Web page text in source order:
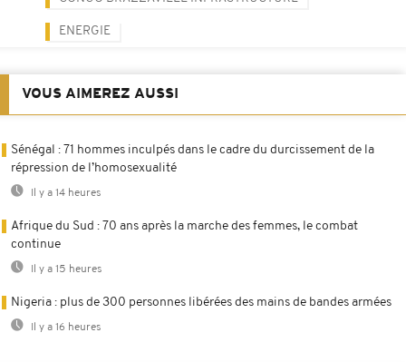
ENERGIE
VOUS AIMEREZ AUSSI
Sénégal : 71 hommes inculpés dans le cadre du durcissement de la
répression de l’homosexualité
Il y a 14 heures
Afrique du Sud : 70 ans après la marche des femmes, le combat
continue
Il y a 15 heures
Nigeria : plus de 300 personnes libérées des mains de bandes armées
Il y a 16 heures